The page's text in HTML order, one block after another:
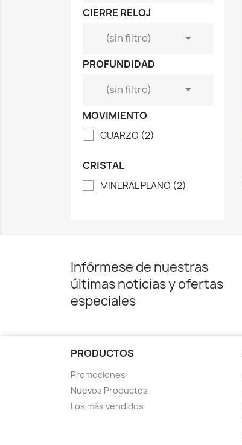
CIERRE RELOJ
(sin filtro)

PROFUNDIDAD
(sin filtro)

MOVIMIENTO
CUARZO (2)
CRISTAL
MINERAL PLANO (2)
Infórmese de nuestras
últimas noticias y ofertas
especiales
PRODUCTOS
Promociones
Nuevos Productos
Los más vendidos